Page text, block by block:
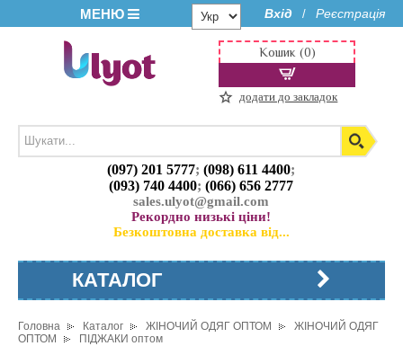
МЕНЮ Вхід / Реєстрація
(097) 201 5777;(098) 611 4400;
(093) 740 4400;(066) 656 2777
sales.ulyot@gmail.com
Рекордно низькі ціни!
Безкоштовна доставка від...
Кошик (0)
додати до закладок
КАТАЛОГ
Головна Каталог ЖІНОЧИЙ ОДЯГ ОПТОМ
ЖІНОЧИЙ ОДЯГ
ОПТОМ
ПІДЖАКИ оптом